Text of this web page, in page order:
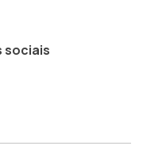
sociais
ao